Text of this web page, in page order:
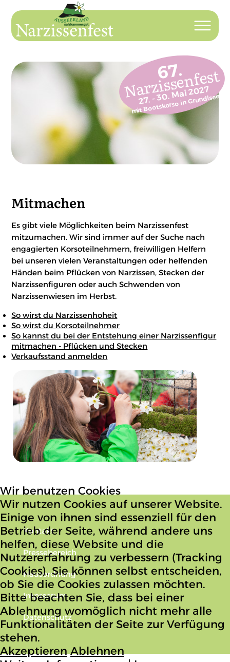
67.
Narzissenfest
27. - 30. Mai 2027
mit Bootskorso in Grundlsee
Mitmachen
Es gibt viele Möglichkeiten beim Narzissenfest
mitzumachen. Wir sind immer auf der Suche nach
engagierten Korsoteilnehmern, freiwilligen Helfern
bei unseren vielen Veranstaltungen oder helfenden
Händen beim Pflücken von Narzissen, Stecken der
Narzissenfiguren oder auch Schwenden von
Narzissenwiesen im Herbst.
So wirst du Narzissenhoheit
So wirst du Korsoteilnehmer
So kannst du bei der Entstehung einer Narzissenfigur
mitmachen - Pflücken und Stecken
Verkaufsstand anmelden
Kontakt
Pressebereich
Hausordnung
Impressum
Datenschutz
Wir benutzen Cookies
Wir nutzen Cookies auf unserer Website.
Einige von ihnen sind essenziell für den
Betrieb der Seite, während andere uns
helfen, diese Website und die
Nutzererfahrung zu verbessern (Tracking
Cookies). Sie können selbst entscheiden,
ob Sie die Cookies zulassen möchten.
Bitte beachten Sie, dass bei einer
Ablehnung womöglich nicht mehr alle
Funktionalitäten der Seite zur Verfügung
stehen.
Akzeptieren Ablehnen